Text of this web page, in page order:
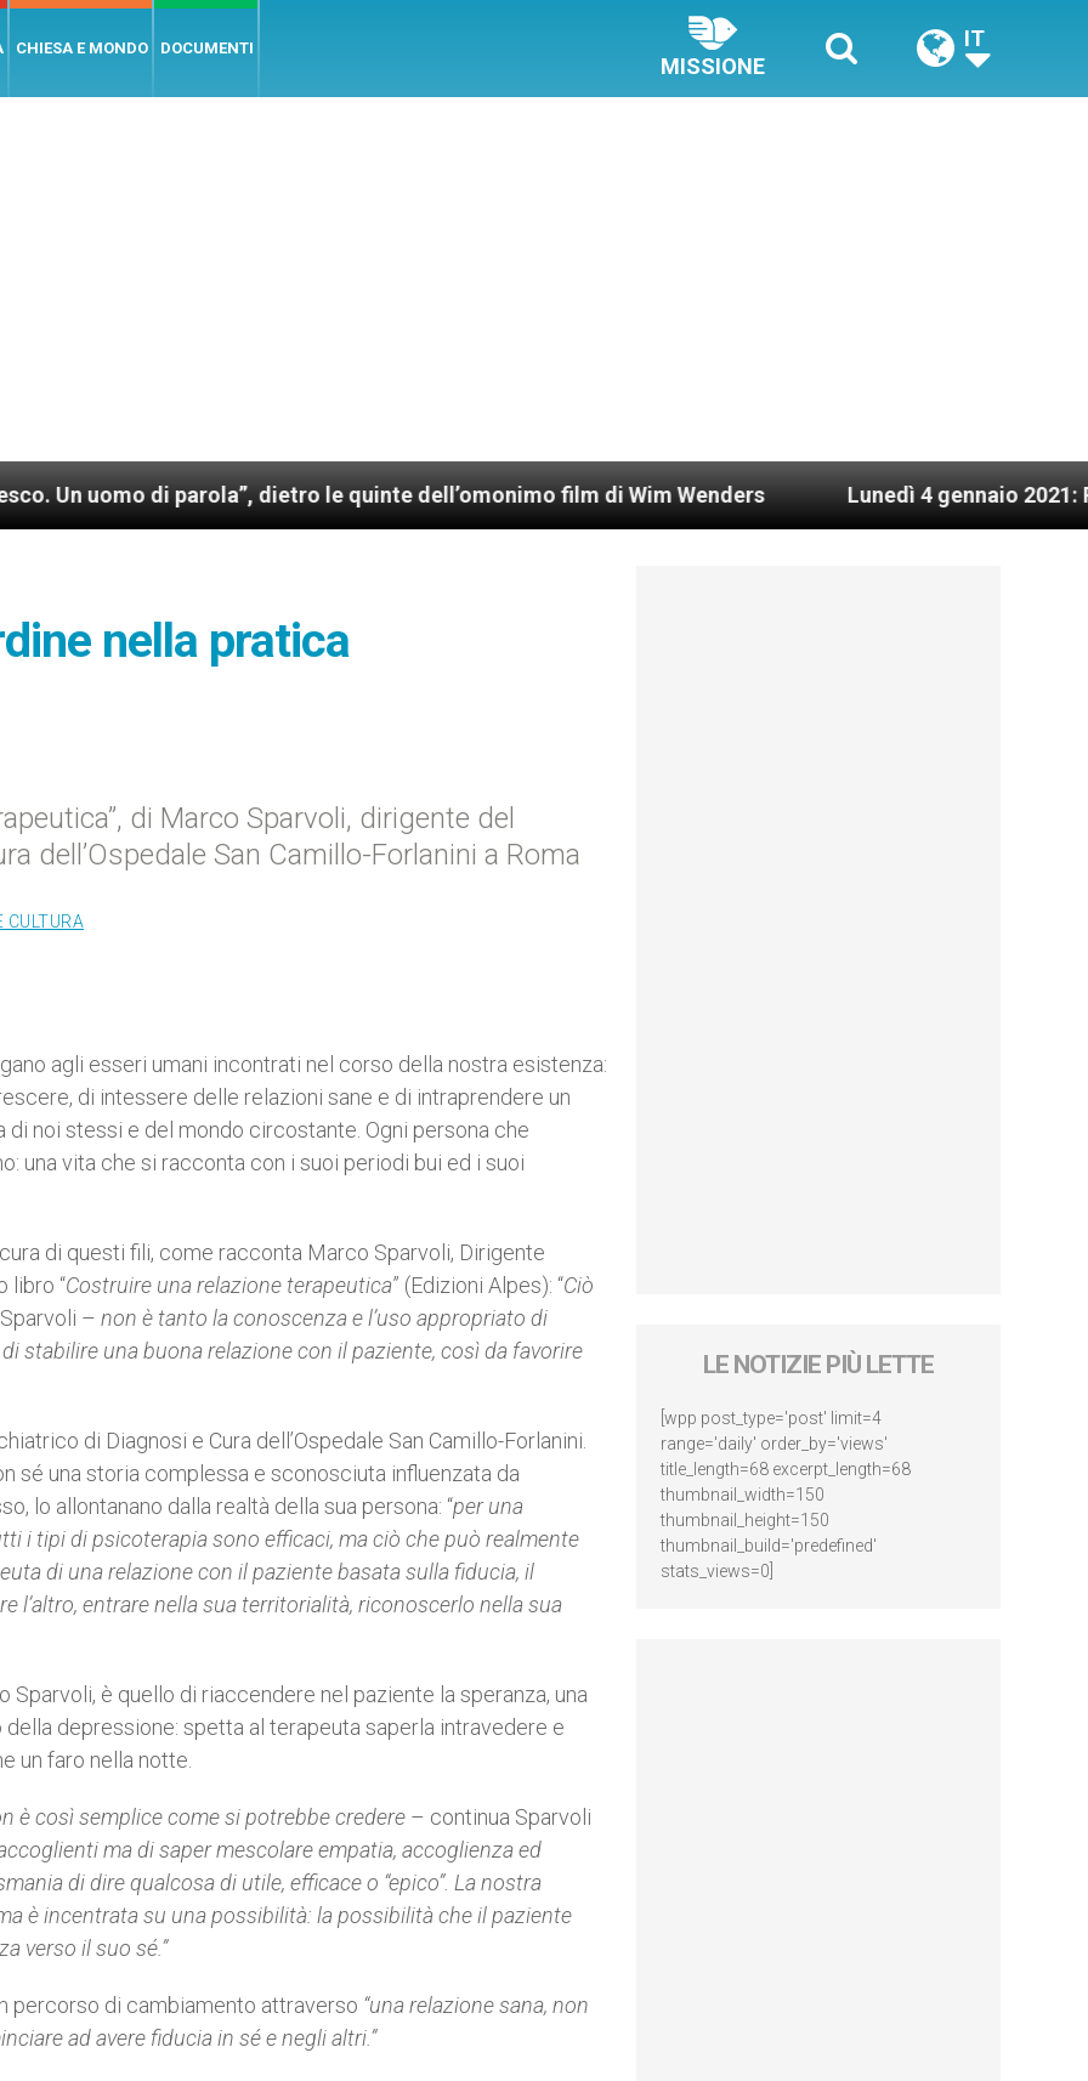
CHIESA E MONDO DOCUMENTI
MISSIONE
IT
di parola”, dietro le quinte dell’omonimo film di Wim Wenders Lunedì 4 gennaio 2021: Possesso
nella pratica
di Marco Sparvoli, dirigente del
dell’Ospedale San Camillo-Forlanini a Roma
CULTURA
agli esseri umani incontrati nel corso della nostra esistenza:
di intessere delle relazioni sane e di intraprendere un
noi stessi e del mondo circostante. Ogni persona che
una vita che si racconta con i suoi periodi bui ed i suoi
di questi fili, come racconta Marco Sparvoli, Dirigente
libro “Costruire una relazione terapeutica” (Edizioni Alpes): “Ciò
– non è tanto la conoscenza e l’uso appropriato di
stabilire una buona relazione con il paziente, così da favorire
di Diagnosi e Cura dell’Ospedale San Camillo-Forlanini.
sé una storia complessa e sconosciuta influenzata da
lo allontanano dalla realtà della sua persona: “per una
i tipi di psicoterapia sono efficaci, ma ciò che può realmente
di una relazione con il paziente basata sulla fiducia, il
l’altro, entrare nella sua territorialità, riconoscerlo nella sua
è quello di riaccendere nel paziente la speranza, una
della depressione: spetta al terapeuta saperla intravedere e
un faro nella notte.
è così semplice come si potrebbe credere – continua Sparvoli
ma di saper mescolare empatia, accoglienza ed
di dire qualcosa di utile, efficace o “epico”. La nostra
è incentrata su una possibilità: la possibilità che il paziente
verso il suo sé.”
percorso di cambiamento attraverso “una relazione sana, non
ad avere fiducia in sé e negli altri.”
LE NOTIZIE PIÙ LETTE
[wpp post_type='post' limit=4
range='daily' order_by='views'
title_length=68 excerpt_length=68
thumbnail_width=150
thumbnail_height=150
thumbnail_build='predefined'
stats_views=0]